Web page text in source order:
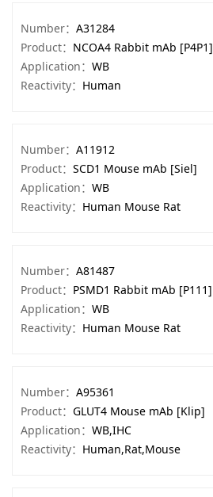
Number： A31284
Product： NCOA4 Rabbit mAb [P4P1]
Application： WB
Reactivity： Human
Number： A11912
Product： SCD1 Mouse mAb [Siel]
Application： WB
Reactivity： Human Mouse Rat
Number： A81487
Product： PSMD1 Rabbit mAb [P111]
Application： WB
Reactivity： Human Mouse Rat
Number： A95361
Product： GLUT4 Mouse mAb [Klip]
Application： WB,IHC
Reactivity： Human,Rat,Mouse